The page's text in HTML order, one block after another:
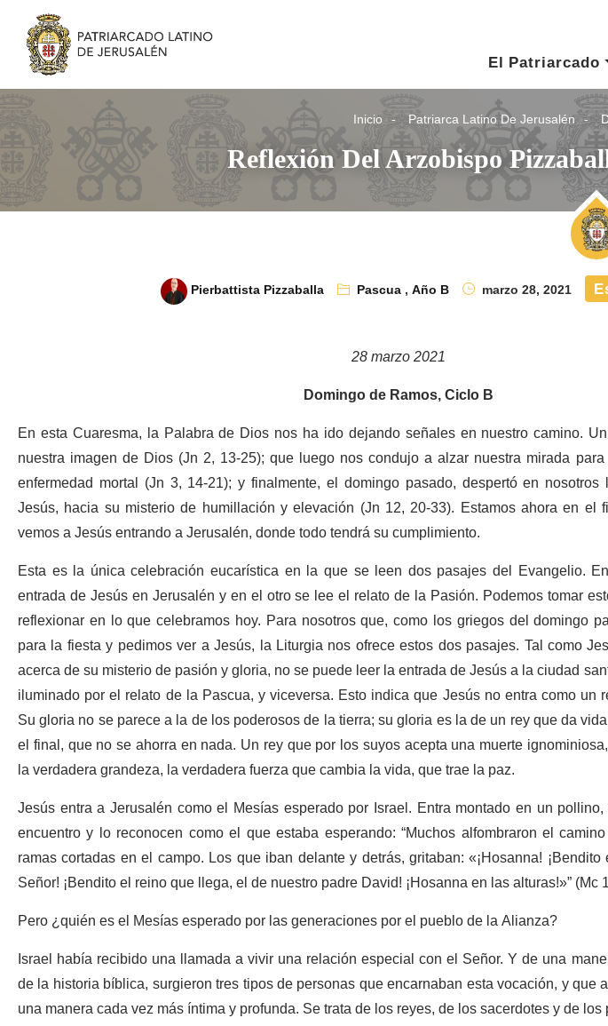
El Patriarcado
Inicio Patriarca Latino De Jerusalén
Reflexión Del Arzobispo
Pierbattista Pizzaballa Pascua,Año B marzo 28, 2021
28 marzo 2021
Domingo de Ramos, Ciclo B
En esta Cuaresma, la Palabra de Dios nos ha ido dejando señales en nuestro camino.
nuestra imagen de Dios (Jn 2, 13-25); que luego nos condujo a alzar nuestra mirada
enfermedad mortal (Jn 3, 14-21); y finalmente, el domingo pasado, despertó en
Jesús, hacia su misterio de humillación y elevación (Jn 12, 20-33). Estamos ahora en
vemos a Jesús entrando a Jerusalén, donde todo tendrá su cumplimiento.
Esta es la única celebración eucarística en la que se leen dos pasajes del Evangelio.
entrada de Jesús en Jerusalén y en el otro se lee el relato de la Pasión. Podemos tomar
reflexionar en lo que celebramos hoy. Para nosotros que, como los griegos del domingo
para la fiesta y pedimos ver a Jesús, la Liturgia nos ofrece estos dos pasajes. Tal como
acerca de su misterio de pasión y gloria, no se puede leer la entrada de Jesús a la ciudad
iluminado por el relato de la Pascua, y viceversa. Esto indica que Jesús no entra como un
Su gloria no se parece a la de los poderosos de la tierra; su gloria es la de un rey que da
el final, que no se ahorra en nada. Un rey que por los suyos acepta una muerte
la verdadera grandeza, la verdadera fuerza que cambia la vida, que trae la paz.
Jesús entra a Jerusalén como el Mesías esperado por Israel. Entra montado en un
encuentro y lo reconocen como el que estaba esperando: “Muchos alfombraron el
ramas cortadas en el campo. Los que iban delante y detrás, gritaban: «¡Hosanna!
Señor! ¡Bendito el reino que llega, el de nuestro padre David! ¡Hosanna en las alturas!»” (Mc
Pero ¿quién es el Mesías esperado por las generaciones por el pueblo de la Alianza?
Israel había recibido una llamada a vivir una relación especial con el Señor. Y de una
de la historia bíblica, surgieron tres tipos de personas que encarnaban esta vocación, y que
una manera cada vez más íntima y profunda. Se trata de los reyes, de los sacerdotes y de los